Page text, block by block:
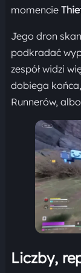
momencie
Jego dron
podkradać
zespół widzi
dobiega
Runnerów,
Liczby,